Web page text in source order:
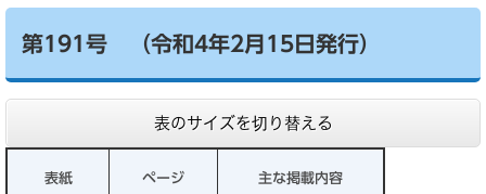
第191号 （令和4年2月15日発行）
表のサイズを切り替える
表紙 ページ 主な掲載内容